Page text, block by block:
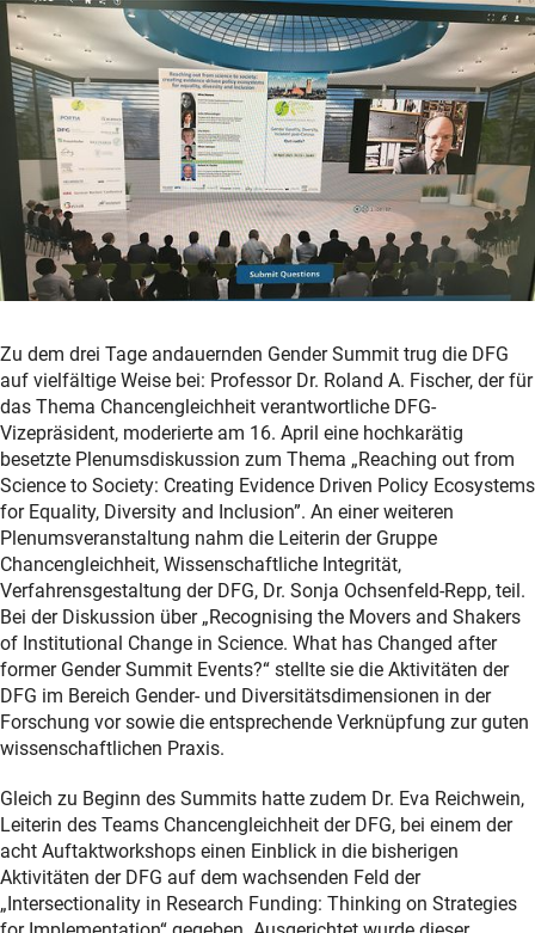
Zu dem drei Tage andauernden Gender Summit trug die DFG
auf vielfältige Weise bei: Professor Dr. Roland A. Fischer, der für
das Thema Chancengleichheit verantwortliche DFG-
Vizepräsident, moderierte am 16. April eine hochkarätig
besetzte Plenumsdiskussion zum Thema „Reaching out from
Science to Society: Creating Evidence Driven Policy Ecosystems
for Equality, Diversity and Inclusion”. An einer weiteren
Plenumsveranstaltung nahm die Leiterin der Gruppe
Chancengleichheit, Wissenschaftliche Integrität,
Verfahrensgestaltung der DFG, Dr. Sonja Ochsenfeld-Repp, teil.
Bei der Diskussion über „Recognising the Movers and Shakers
of Institutional Change in Science. What has Changed after
former Gender Summit Events?“ stellte sie die Aktivitäten der
DFG im Bereich Gender- und Diversitätsdimensionen in der
Forschung vor sowie die entsprechende Verknüpfung zur guten
wissenschaftlichen Praxis.
Gleich zu Beginn des Summits hatte zudem Dr. Eva Reichwein,
Leiterin des Teams Chancengleichheit der DFG, bei einem der
acht Auftaktworkshops einen Einblick in die bisherigen
Aktivitäten der DFG auf dem wachsenden Feld der
„Intersectionality in Research Funding: Thinking on Strategies